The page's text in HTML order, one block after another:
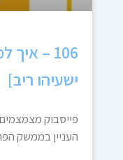
106 –
ישעיהו ריב]
פייסבוק
העניין בממשק